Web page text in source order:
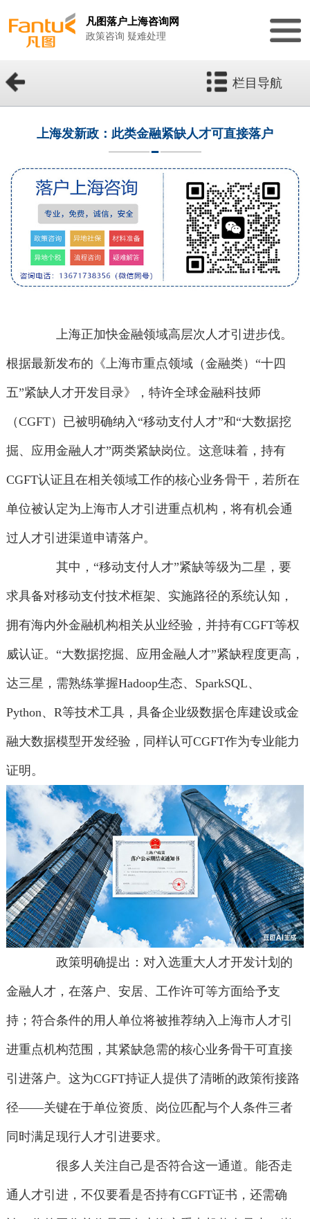
凡图落户上海咨询网
政策咨询 疑难处理
栏目导航
上海发新政：此类金融紧缺人才可直接落户
上海正加快金融领域高层次人才引进步伐。
根据最新发布的《上海市重点领域（金融类）“十四
五”紧缺人才开发目录》，特许全球金融科技师
（CGFT）已被明确纳入“移动支付人才”和“大数据挖
掘、应用金融人才”两类紧缺岗位。这意味着，持有
CGFT认证且在相关领域工作的核心业务骨干，若所在
单位被认定为上海市人才引进重点机构，将有机会通
过人才引进渠道申请落户。
其中，“移动支付人才”紧缺等级为二星，要
求具备对移动支付技术框架、实施路径的系统认知，
拥有海内外金融机构相关从业经验，并持有CGFT等权
威认证。“大数据挖掘、应用金融人才”紧缺程度更高，
达三星，需熟练掌握Hadoop生态、SparkSQL、
Python、R等技术工具，具备企业级数据仓库建设或金
融大数据模型开发经验，同样认可CGFT作为专业能力
证明。
政策明确提出：对入选重大人才开发计划的
金融人才，在落户、安居、工作许可等方面给予支
持；符合条件的用人单位将被推荐纳入上海市人才引
进重点机构范围，其紧缺急需的核心业务骨干可直接
引进落户。这为CGFT持证人提供了清晰的政策衔接路
径——关键在于单位资质、岗位匹配与个人条件三者
同时满足现行人才引进要求。
很多人关注自己是否符合这一通道。能否走
通人才引进，不仅要看是否持有CGFT证书，还需确